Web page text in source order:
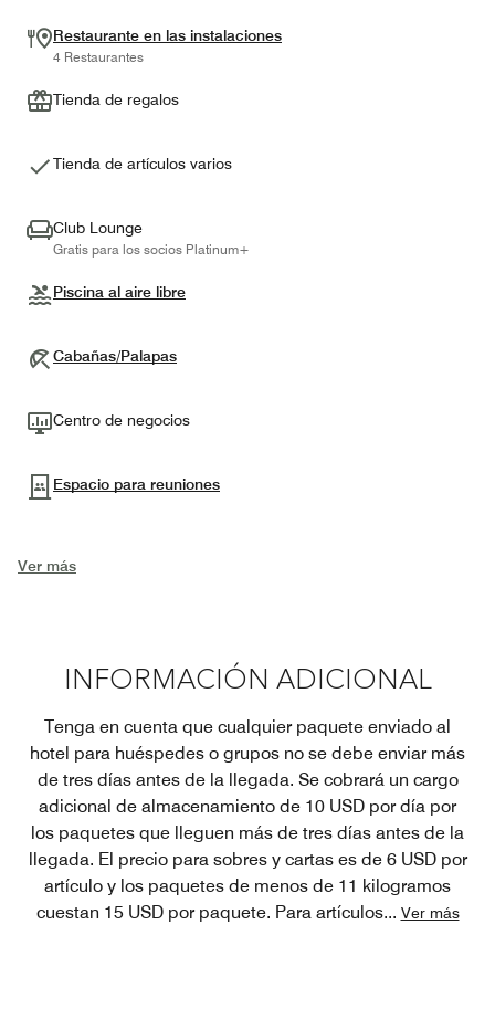
Restaurante en las instalaciones
4 Restaurantes
Tienda de regalos
Tienda de artículos varios
Club Lounge
Gratis para los socios Platinum+
Piscina al aire libre
Cabañas/Palapas
Centro de negocios
Espacio para reuniones
Ver más
INFORMACIÓN ADICIONAL
Tenga en cuenta que cualquier paquete enviado al
hotel para huéspedes o grupos no se debe enviar más
de tres días antes de la llegada. Se cobrará un cargo
adicional de almacenamiento de 10 USD por día por
los paquetes que lleguen más de tres días antes de la
llegada. El precio para sobres y cartas es de 6 USD por
artículo y los paquetes de menos de 11 kilogramos
cuestan 15 USD por paquete. Para artículos... Ver más